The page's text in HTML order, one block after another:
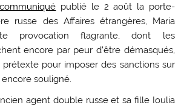
publié le 2 août la porte-
russe des Affaires étrangères, Maria
provocation flagrante, dont les
encore par peur d’être démasqués,
pour imposer des sanctions sur
souligné.
agent double russe et sa fille Ioulia